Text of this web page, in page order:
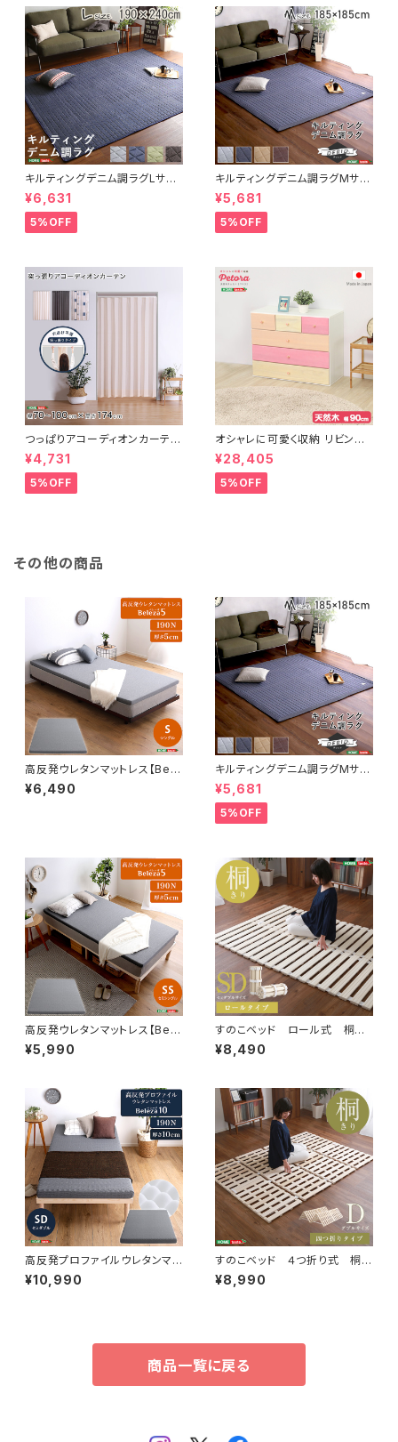
キルティングデニム調ラグLサイ
ズ(190x240cm)オールシーズ
ン、滑り止め付き、手洗い対応【D
erid-デリッド-】 DRG-L
¥6,631
5%OFF
キルティングデニム調ラグMサイ
ズ(185x185cm)オールシーズ
ン、滑り止め付き、手洗い対応【D
erid-デリッド-】 DRG-M
¥5,681
5%OFF
つっぱりアコーディオンカーテ
ン 100×174cm SH-16-TA
DC
¥4,731
5%OFF
オシャレに可愛く収納 リビング
用ローチェスト 4段 幅90cm
天然木（桐）日本製｜petora-
ペトラ- SH-08-PTR90
¥28,405
5%OFF
その他の商品
高反発ウレタンマットレス【Bele
za5-ベレーザ・ファイブ-】(シン
グル) ORM-05S
¥6,490
キルティングデニム調ラグMサイ
ズ(185x185cm)オールシーズ
ン、滑り止め付き、手洗い対応【D
erid-デリッド-】 DRG-M
¥5,681
5%OFF
高反発ウレタンマットレス【Bele
za5-ベレーザ・ファイブ-】(セミ
シングル) ORM-05SS
¥5,990
すのこベッド ロール式 桐仕
様(セミダブル)【Schlaf-シュラ
フ-】 桐 すのこ ロール式
KIR-R-SD
¥8,490
高反発プロファイルウレタンマッ
トレス【Beleza10-ベレーザ・テ
ン-】(セミダブル) ORM-10SD
¥10,990
すのこベッド ４つ折り式 桐仕
様(ダブル)【Sommeil-ソメイ
ユ-】 KIR-4-D
¥8,990
商品一覧に戻る